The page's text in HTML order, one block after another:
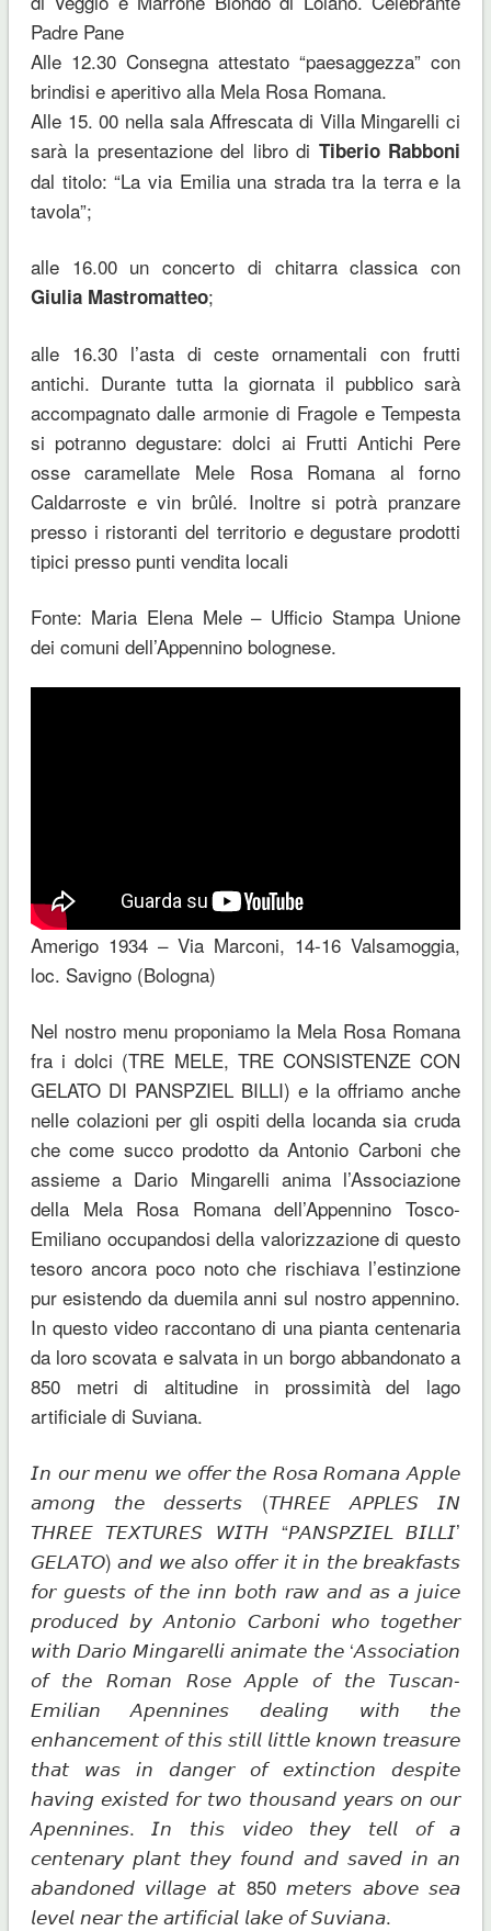
Padre Pane
Alle 12.30 Consegna attestato “paesaggezza” con
brindisi e aperitivo alla Mela Rosa Romana.
Alle 15. 00 nella sala Affrescata di Villa Mingarelli ci
sarà la presentazione del libro di Tiberio Rabboni
dal titolo: “La via Emilia una strada tra la terra e la
tavola”;
alle 16.00 un concerto di chitarra classica con
Giulia Mastromatteo;
alle 16.30 l’asta di ceste ornamentali con frutti
antichi. Durante tutta la giornata il pubblico sarà
accompagnato dalle armonie di Fragole e Tempesta
si potranno degustare: dolci ai Frutti Antichi Pere
osse caramellate Mele Rosa Romana al forno
Caldarroste e vin brûlé. Inoltre si potrà pranzare
presso i ristoranti del territorio e degustare prodotti
tipici presso punti vendita locali
Fonte: Maria Elena Mele – Ufficio Stampa Unione
dei comuni dell’Appennino bolognese.
Amerigo 1934 – Via Marconi, 14-16 Valsamoggia,
loc. Savigno (Bologna)
Nel nostro menu proponiamo la Mela Rosa Romana
fra i dolci (TRE MELE, TRE CONSISTENZE CON
GELATO DI PANSPZIEL BILLI) e la offriamo anche
nelle colazioni per gli ospiti della locanda sia cruda
che come succo prodotto da Antonio Carboni che
assieme a Dario Mingarelli anima l’Associazione
della Mela Rosa Romana dell’Appennino Tosco-
Emiliano occupandosi della valorizzazione di questo
tesoro ancora poco noto che rischiava l’estinzione
pur esistendo da duemila anni sul nostro appennino.
In questo video raccontano di una pianta centenaria
da loro scovata e salvata in un borgo abbandonato a
850 metri di altitudine in prossimità del lago
artificiale di Suviana.
𝘐𝘯 𝘰𝘶𝘳 𝘮𝘦𝘯𝘶 𝘸𝘦 𝘰𝘧𝘧𝘦𝘳 𝘵𝘩𝘦 𝘙𝘰𝘴𝘢 𝘙𝘰𝘮𝘢𝘯𝘢 𝘈𝘱𝘱𝘭𝘦
𝘢𝘮𝘰𝘯𝘨 𝘵𝘩𝘦 𝘥𝘦𝘴𝘴𝘦𝘳𝘵𝘴 (𝘛𝘏𝘙𝘌𝘌 𝘈𝘗𝘗𝘓𝘌𝘚 𝘐𝘕
𝘛𝘏𝘙𝘌𝘌 𝘛𝘌𝘟𝘛𝘜𝘙𝘌𝘚 𝘞𝘐𝘛𝘏 “𝘗𝘈𝘕𝘚𝘗𝘡𝘐𝘌𝘓 𝘉𝘐𝘓𝘓𝘐’
𝘎𝘌𝘓𝘈𝘛𝘖) 𝘢𝘯𝘥 𝘸𝘦 𝘢𝘭𝘴𝘰 𝘰𝘧𝘧𝘦𝘳 𝘪𝘵 𝘪𝘯 𝘵𝘩𝘦 𝘣𝘳𝘦𝘢𝘬𝘧𝘢𝘴𝘵𝘴
𝘧𝘰𝘳 𝘨𝘶𝘦𝘴𝘵𝘴 𝘰𝘧 𝘵𝘩𝘦 𝘪𝘯𝘯 𝘣𝘰𝘵𝘩 𝘳𝘢𝘸 𝘢𝘯𝘥 𝘢𝘴 𝘢 𝘫𝘶𝘪𝘤𝘦
𝘱𝘳𝘰𝘥𝘶𝘤𝘦𝘥 𝘣𝘺 𝘈𝘯𝘵𝘰𝘯𝘪𝘰 𝘊𝘢𝘳𝘣𝘰𝘯𝘪 𝘸𝘩𝘰 𝘵𝘰𝘨𝘦𝘵𝘩𝘦𝘳
𝘸𝘪𝘵𝘩 𝘋𝘢𝘳𝘪𝘰 𝘔𝘪𝘯𝘨𝘢𝘳𝘦𝘭𝘭𝘪 𝘢𝘯𝘪𝘮𝘢𝘵𝘦 𝘵𝘩𝘦 ‘𝘈𝘴𝘴𝘰𝘤𝘪𝘢𝘵𝘪𝘰𝘯
𝘰𝘧 𝘵𝘩𝘦 𝘙𝘰𝘮𝘢𝘯 𝘙𝘰𝘴𝘦 𝘈𝘱𝘱𝘭𝘦 𝘰𝘧 𝘵𝘩𝘦 𝘛𝘶𝘴𝘤𝘢𝘯-
𝘌𝘮𝘪𝘭𝘪𝘢𝘯 𝘈𝘱𝘦𝘯𝘯𝘪𝘯𝘦𝘴 𝘥𝘦𝘢𝘭𝘪𝘯𝘨 𝘸𝘪𝘵𝘩 𝘵𝘩𝘦
𝘦𝘯𝘩𝘢𝘯𝘤𝘦𝘮𝘦𝘯𝘵 𝘰𝘧 𝘵𝘩𝘪𝘴 𝘴𝘵𝘪𝘭𝘭 𝘭𝘪𝘵𝘵𝘭𝘦 𝘬𝘯𝘰𝘸𝘯 𝘵𝘳𝘦𝘢𝘴𝘶𝘳𝘦
𝘵𝘩𝘢𝘵 𝘸𝘢𝘴 𝘪𝘯 𝘥𝘢𝘯𝘨𝘦𝘳 𝘰𝘧 𝘦𝘹𝘵𝘪𝘯𝘤𝘵𝘪𝘰𝘯 𝘥𝘦𝘴𝘱𝘪𝘵𝘦
𝘩𝘢𝘷𝘪𝘯𝘨 𝘦𝘹𝘪𝘴𝘵𝘦𝘥 𝘧𝘰𝘳 𝘵𝘸𝘰 𝘵𝘩𝘰𝘶𝘴𝘢𝘯𝘥 𝘺𝘦𝘢𝘳𝘴 𝘰𝘯 𝘰𝘶𝘳
𝘈𝘱𝘦𝘯𝘯𝘪𝘯𝘦𝘴. 𝘐𝘯 𝘵𝘩𝘪𝘴 𝘷𝘪𝘥𝘦𝘰 𝘵𝘩𝘦𝘺 𝘵𝘦𝘭𝘭 𝘰𝘧 𝘢
𝘤𝘦𝘯𝘵𝘦𝘯𝘢𝘳𝘺 𝘱𝘭𝘢𝘯𝘵 𝘵𝘩𝘦𝘺 𝘧𝘰𝘶𝘯𝘥 𝘢𝘯𝘥 𝘴𝘢𝘷𝘦𝘥 𝘪𝘯 𝘢𝘯
𝘢𝘣𝘢𝘯𝘥𝘰𝘯𝘦𝘥 𝘷𝘪𝘭𝘭𝘢𝘨𝘦 𝘢𝘵 850 𝘮𝘦𝘵𝘦𝘳𝘴 𝘢𝘣𝘰𝘷𝘦 𝘴𝘦𝘢
𝘭𝘦𝘷𝘦𝘭 𝘯𝘦𝘢𝘳 𝘵𝘩𝘦 𝘢𝘳𝘵𝘪𝘧𝘪𝘤𝘪𝘢𝘭 𝘭𝘢𝘬𝘦 𝘰𝘧 𝘚𝘶𝘷𝘪𝘢𝘯𝘢.